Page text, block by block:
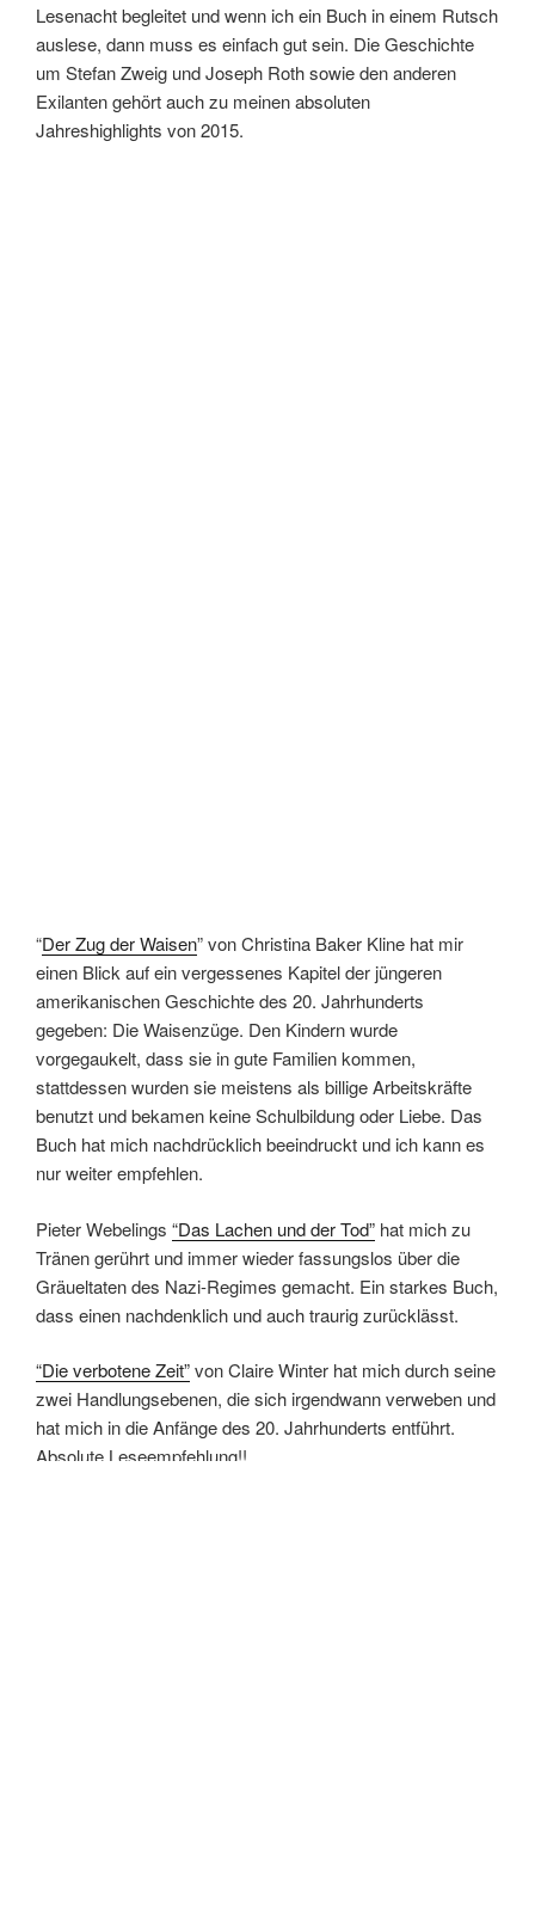
Lesenacht begleitet und wenn ich ein Buch in einem Rutsch
auslese, dann muss es einfach gut sein. Die Geschichte
um Stefan Zweig und Joseph Roth sowie den anderen
Exilanten gehört auch zu meinen absoluten
Jahreshighlights von 2015.
“Der Zug der Waisen” von Christina Baker Kline hat mir
einen Blick auf ein vergessenes Kapitel der jüngeren
amerikanischen Geschichte des 20. Jahrhunderts
gegeben: Die Waisenzüge. Den Kindern wurde
vorgegaukelt, dass sie in gute Familien kommen,
stattdessen wurden sie meistens als billige Arbeitskräfte
benutzt und bekamen keine Schulbildung oder Liebe. Das
Buch hat mich nachdrücklich beeindruckt und ich kann es
nur weiter empfehlen.
Pieter Webelings “Das Lachen und der Tod” hat mich zu
Tränen gerührt und immer wieder fassungslos über die
Gräueltaten des Nazi-Regimes gemacht. Ein starkes Buch,
dass einen nachdenklich und auch traurig zurücklässt.
“Die verbotene Zeit”von Claire Winter hat mich durch seine
zwei Handlungsebenen, die sich irgendwann verweben und
hat mich in die Anfänge des 20. Jahrhunderts entführt.
Absolute Leseempfehlung!!